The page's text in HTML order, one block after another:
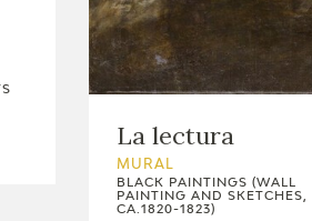
La lectura
MURAL
BLACK PAINTINGS (WALL
PAINTING AND SKETCHES,
CA.1820-1823)